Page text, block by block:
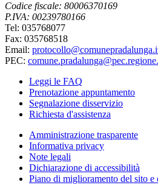
Codice fiscale: 80006370169
P.IVA: 00239780166
Tel: 035768077
Fax: 035768518
Email:
PEC:
Leggi le FAQ
Prenotazione appuntamento
Segnalazione disservizio
Richiesta d'assistenza
Amministrazione trasparente
Informativa privacy
Note legali
Dichiarazione di accessibilità
Piano di miglioramento del sito e